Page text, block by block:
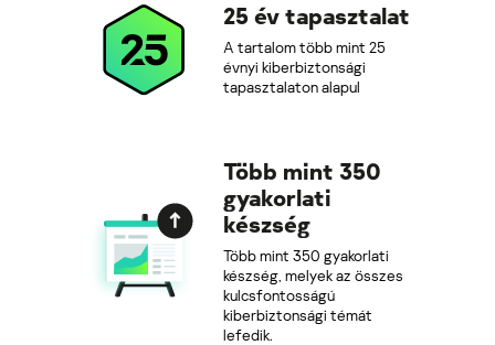
25 év tapasztalat
A tartalom több mint 25
évnyi kiberbiztonsági
tapasztalaton alapul
Több mint 350
gyakorlati
készség
Több mint 350 gyakorlati
készség, melyek az összes
kulcsfontosságú
kiberbiztonsági témát
lefedik.